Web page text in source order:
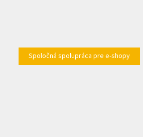
Spoločná spolupráca pre e-shopy